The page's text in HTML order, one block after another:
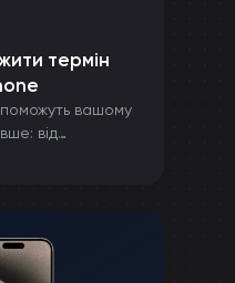
термін
вашому
від
від